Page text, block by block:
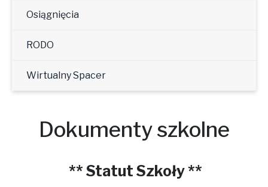
Osiągnięcia
RODO
Wirtualny Spacer
Dokumenty szkolne
** Statut Szkoły**